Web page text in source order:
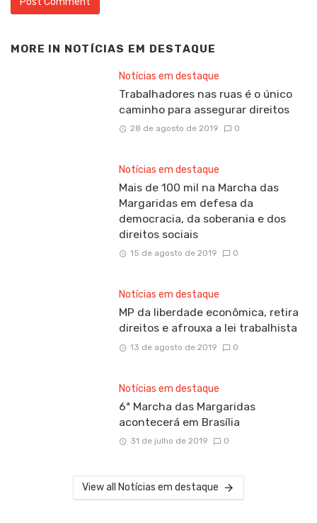
MORE IN NOTÍCIAS EM DESTAQUE
Notícias em destaque
Trabalhadores nas ruas é o único
caminho para assegurar direitos
28 de agosto de 2019 0
Notícias em destaque
Mais de 100 mil na Marcha das
Margaridas em defesa da
democracia, da soberania e dos
direitos sociais
15 de agosto de 2019 0
Notícias em destaque
MP da liberdade econômica, retira
direitos e afrouxa a lei trabalhista
13 de agosto de 2019 0
Notícias em destaque
6ª Marcha das Margaridas
acontecerá em Brasília
31 de julho de 2019 0
View all Notícias em destaque